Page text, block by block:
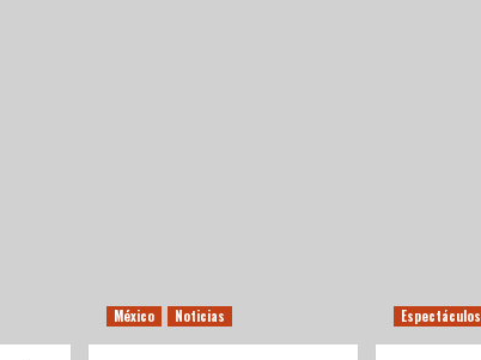
México Noticias Espectáculos